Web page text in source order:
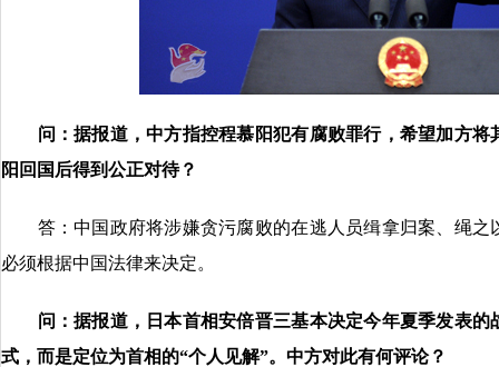
问：据报道，中方指控程慕阳犯有腐败罪行，希望加方
阳回国后得到公正对待？
答：中国政府将涉嫌贪污腐败的在逃人员缉拿归案、绳之
必须根据中国法律来决定。
问：据报道，日本首相安倍晋三基本决定今年夏季发表
式，而是定位为首相的“个人见解”。中方对此有何评论？